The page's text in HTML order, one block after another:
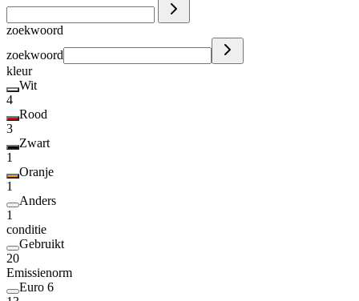
zoekwoord
zoekwoord
kleur
Wit
4
Rood
3
Zwart
1
Oranje
1
Anders
1
conditie
Gebruikt
20
Emissienorm
Euro 6